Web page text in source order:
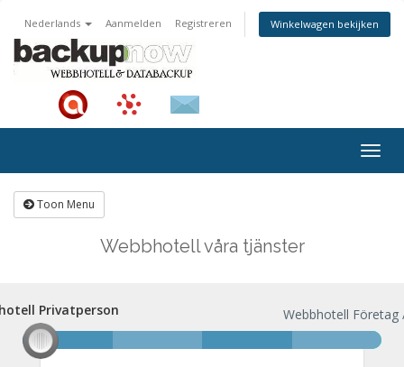
Nederlands Aanmelden Registreren Winkelwagen bekijken
Toon Menu
Webbhotell våra tjänster
Privatperson
Privatperson Webbhotell Företag